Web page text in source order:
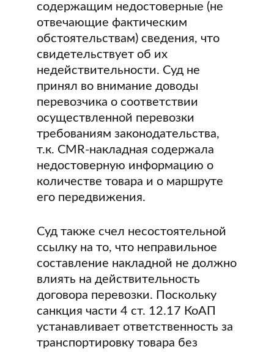
содержащим недостоверные (не
отвечающие фактическим
обстоятельствам) сведения, что
свидетельствует об их
недействительности. Суд не
принял во внимание доводы
перевозчика о соответствии
осуществленной перевозки
требованиям законодательства,
т.к. CMR-накладная содержала
недостоверную информацию о
количестве товара и о маршруте
его передвижения.
Суд также счел несостоятельной
ссылку на то, что неправильное
составление накладной не должно
влиять на действительность
договора перевозки. Поскольку
санкция части 4 ст. 12.17 КоАП
устанавливает ответственность за
транспортировку товара без